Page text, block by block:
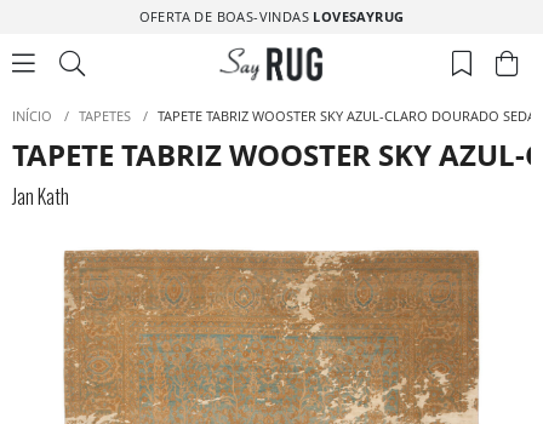
OFERTA DE BOAS-VINDAS LOVESAYRUG
INÍCIO / TAPETES / TAPETE TABRIZ WOOSTER SKY AZUL-CLARO DOURADO SEDA
TAPETE TABRIZ WOOSTER SKY
Jan Kath